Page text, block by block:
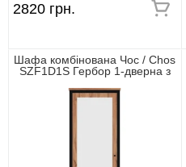
2820 грн.
Шафа комбінована Чос / Chos
SZF1D1S Гербор 1-дверна з